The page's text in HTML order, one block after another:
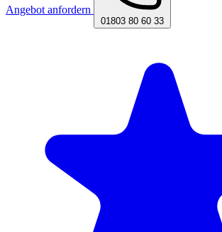
Angebot anfordern
01803 80 60 33